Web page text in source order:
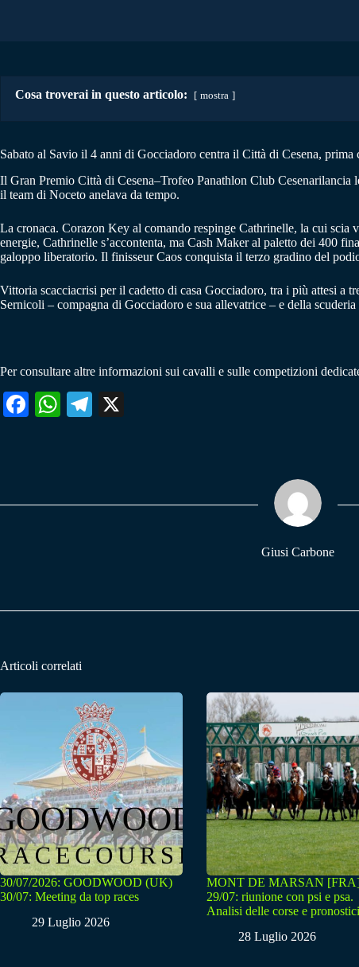
Cosa troverai in questo articolo: mostra
Sabato al Savio il 4 anni di Gocciadoro centra il Città di Cesena, prima
Il Gran Premio Città di Cesena–Trofeo Panathlon Club Cesenarilancia
il team di Noceto anelava da tempo.
La cronaca. Corazon Key al comando respinge Cathrinelle, la cui
energie, Cathrinelle s’accontenta, ma Cash Maker al paletto dei 400
galoppo liberatorio. Il finisseur Caos conquista il terzo gradino del
Vittoria scacciacrisi per il cadetto di casa Gocciadoro, tra i più attesi a
Sernicoli – compagna di Gocciadoro e sua allevatrice – e della
Per consultare altre informazioni sui cavalli e sulle competizioni
Fa W
pp
Te
m
Giusi Carbone
Articoli correlati
30/07/2026: GOODWOOD (UK)
30/07: Meeting da top races
29 Luglio 2026
MONT DE MARSAN
29/07: riunione con psi e psa.
Analisi delle corse e
28 Luglio 2026